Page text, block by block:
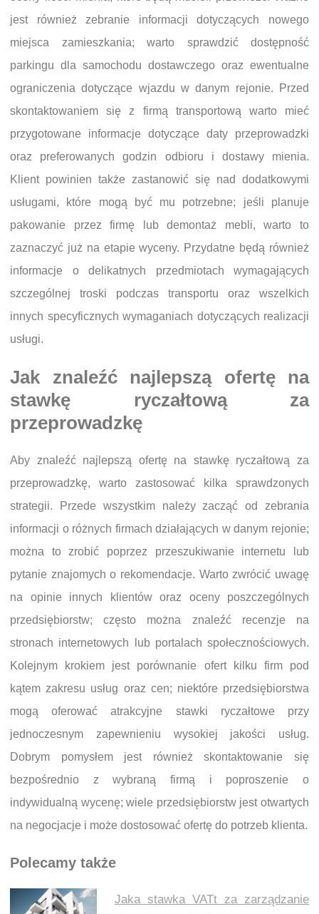
jest również zebranie informacji dotyczących nowego
miejsca zamieszkania; warto sprawdzić dostępność
parkingu dla samochodu dostawczego oraz ewentualne
ograniczenia dotyczące wjazdu w danym rejonie. Przed
skontaktowaniem się z firmą transportową warto mieć
przygotowane informacje dotyczące daty przeprowadzki
oraz preferowanych godzin odbioru i dostawy mienia.
Klient powinien także zastanowić się nad dodatkowymi
usługami, które mogą być mu potrzebne; jeśli planuje
pakowanie przez firmę lub demontaż mebli, warto to
zaznaczyć już na etapie wyceny. Przydatne będą również
informacje o delikatnych przedmiotach wymagających
szczególnej troski podczas transportu oraz wszelkich
innych specyficznych wymaganiach dotyczących realizacji
usługi.
Jak znaleźć najlepszą ofertę na
stawkę ryczałtową za
przeprowadzkę
Aby znaleźć najlepszą ofertę na stawkę ryczałtową za
przeprowadzkę, warto zastosować kilka sprawdzonych
strategii. Przede wszystkim należy zacząć od zebrania
informacji o różnych firmach działających w danym rejonie;
można to zrobić poprzez przeszukiwanie internetu lub
pytanie znajomych o rekomendacje. Warto zwrócić uwagę
na opinie innych klientów oraz oceny poszczególnych
przedsiębiorstw; często można znaleźć recenzje na
stronach internetowych lub portalach społecznościowych.
Kolejnym krokiem jest porównanie ofert kilku firm pod
kątem zakresu usług oraz cen; niektóre przedsiębiorstwa
mogą oferować atrakcyjne stawki ryczałtowe przy
jednoczesnym zapewnieniu wysokiej jakości usług.
Dobrym pomysłem jest również skontaktowanie się
bezpośrednio z wybraną firmą i poproszenie o
indywidualną wycenę; wiele przedsiębiorstw jest otwartych
na negocjacje i może dostosować ofertę do potrzeb klienta.
Polecamy także
Jaka stawka VATt za zarządzanie